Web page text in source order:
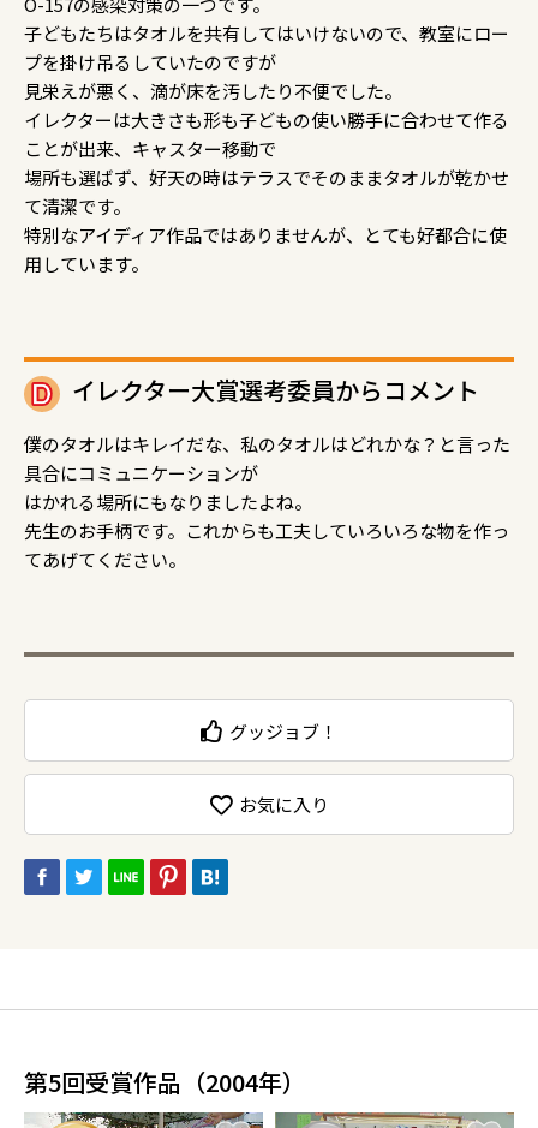
子どもたちはタオルを共有してはいけないので、教室にロー
プを掛け吊るしていたのですが
見栄えが悪く、滴が床を汚したり不便でした。
イレクターは大きさも形も子どもの使い勝手に合わせて作る
ことが出来、キャスター移動で
場所も選ばず、好天の時はテラスでそのままタオルが乾かせ
て清潔です。
特別なアイディア作品ではありませんが、とても好都合に使
用しています。
イレクター大賞選考委員からコメント
僕のタオルはキレイだな、私のタオルはどれかな？と言った
具合にコミュニケーションが
はかれる場所にもなりましたよね。
先生のお手柄です。これからも工夫していろいろな物を作っ
てあげてください。
グッジョブ！
お気に入り
第5回受賞作品（2004年）